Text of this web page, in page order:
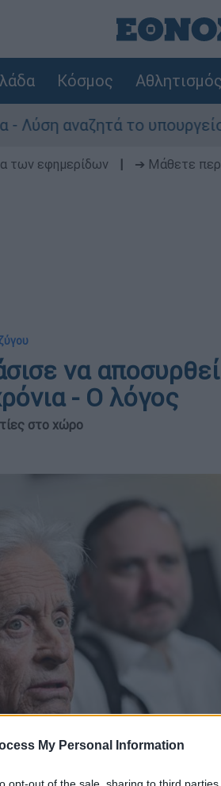
My Personal Information
Κόσμος Αθλητισμός
το υπουργείο
των εφημερίδων ➔ Μάθετε
να
- Ο λόγος
στο χώρο